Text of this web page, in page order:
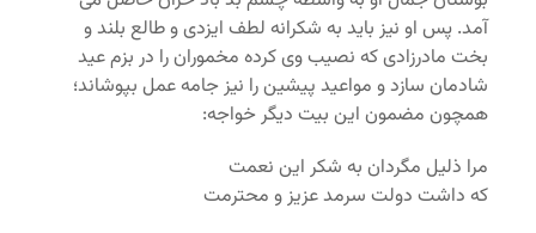
آمد. پس او نیز باید به شکرانه لطف ایزدی و طالع بلند و
بخت مادرزادی که نصیب وی کرده مخموران را در بزم عید
شادمان سازد و مواعید پیشین را نیز جامه عمل بپوشاند؛
همچون مضمون این بیت دیگر خواجه:
مرا ذلیل مگردان به شکر این نعمت
که داشت دولت سرمد عزیز و محترمت